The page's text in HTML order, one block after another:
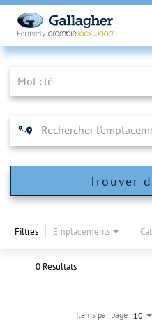
Job Search Page
Trouver
Filtres Emplacements
0 Résultats
Items par page 10